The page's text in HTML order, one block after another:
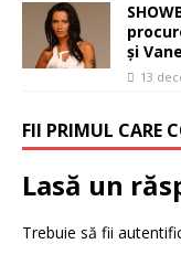
şi
13
FII PRIMUL CARE
Lasă un
Trebuie să fii